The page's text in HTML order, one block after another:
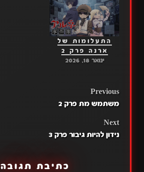
התעלומות של
ארנה פרק 2
ינואר 18, 2026
POST
Previous
משתמש מת פרק 2
Next
נידון להיות גיבור פרק 3
כתיבת תגובה